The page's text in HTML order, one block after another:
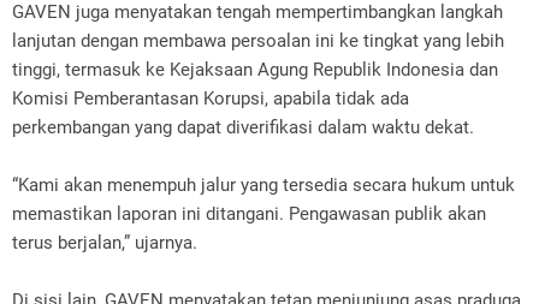
GAVEN juga menyatakan tengah mempertimbangkan langkah
lanjutan dengan membawa persoalan ini ke tingkat yang lebih
tinggi, termasuk ke Kejaksaan Agung Republik Indonesia dan
Komisi Pemberantasan Korupsi, apabila tidak ada
perkembangan yang dapat diverifikasi dalam waktu dekat.
“Kami akan menempuh jalur yang tersedia secara hukum untuk
memastikan laporan ini ditangani. Pengawasan publik akan
terus berjalan,” ujarnya.